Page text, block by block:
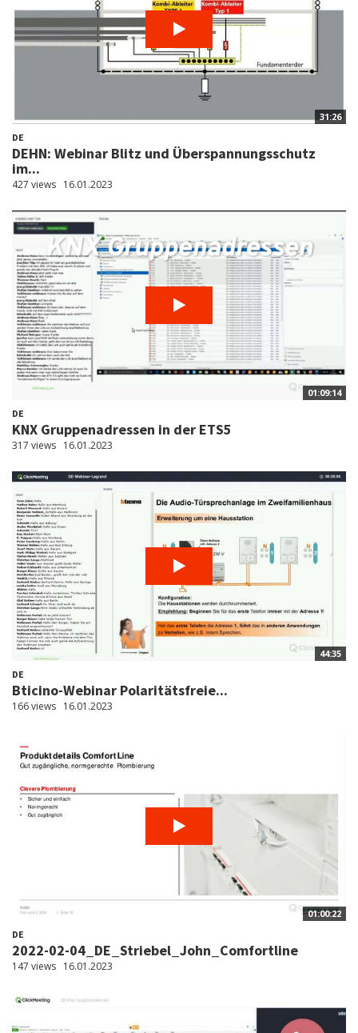
31:26
DE
DEHN: Webinar Blitz und Überspannungsschutz
im...
427 views 16.01.2023
01:09:14
DE
KNX Gruppenadressen in der ETS5
317 views 16.01.2023
44:35
DE
Bticino-Webinar Polaritätsfreie...
166 views 16.01.2023
01:00:22
DE
2022-02-04_DE_Striebel_John_Comfortline
147 views 16.01.2023